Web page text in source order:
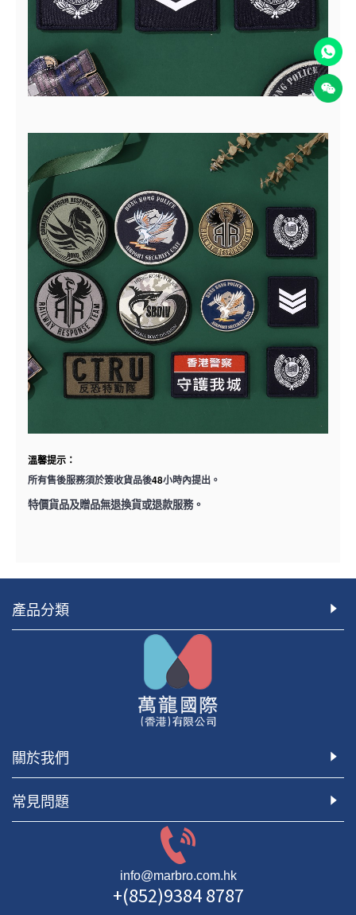
溫馨提示：
所有售後服務須於簽收貨品後48小時內提出。
特價貨品及贈品無退換貨或退款服務。
產品分類
關於我們
常見問題
info@marbro.com.hk
+(852)9384 8787